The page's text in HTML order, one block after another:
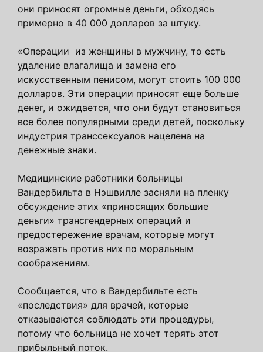
они приносят огромные деньги, обходясь
примерно в 40 000 долларов за штуку.
«Операции из женщины в мужчину, то есть
удаление влагалища и замена его
искусственным пенисом, могут стоить 100 000
долларов. Эти операции приносят еще больше
денег, и ожидается, что они будут становиться
все более популярными среди детей, поскольку
индустрия транссексуалов нацелена на
денежные знаки.
Медицинские работники больницы
Вандербильта в Нэшвилле засняли на пленку
обсуждение этих «приносящих большие
деньги» трансгендерных операций и
предостережение врачам, которые могут
возражать против них по моральным
соображениям.
Сообщается, что в Вандербильте есть
«последствия» для врачей, которые
отказываются соблюдать эти процедуры,
потому что больница не хочет терять этот
прибыльный поток.